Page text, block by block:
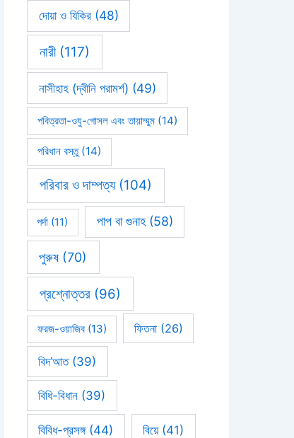
দোয়া ও যিকির(48)
নারী(117)
নাসীহাহ (দ্বীনি পরামর্শ) (49)
পবিত্রতা-ওযু-গোসল এবং তায়াম্মুম(14)
পরিধান বস্তু(14)
পরিবার ও দাম্পত্য(104)
পর্দা (11) পাপ বা গুনাহ(58)
পুরুষ (70)
প্রশ্নোত্তর(96)
ফরজ-ওয়াজিব(13) ফিতনা(26)
বিদ’আত(39)
বিধি-বিধান (39)
বিবিধ-প্রসঙ্গ(44) বিয়ে(41)